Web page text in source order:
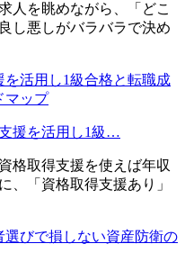
人を眺めながら、「どこ
し悪しがバラバラで決め
援を活用し1級…
格取得支援を使えば年収
、「資格取得支援あり」